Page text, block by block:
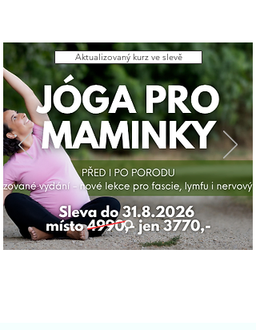
Aktualizovaný kurz ve slevě